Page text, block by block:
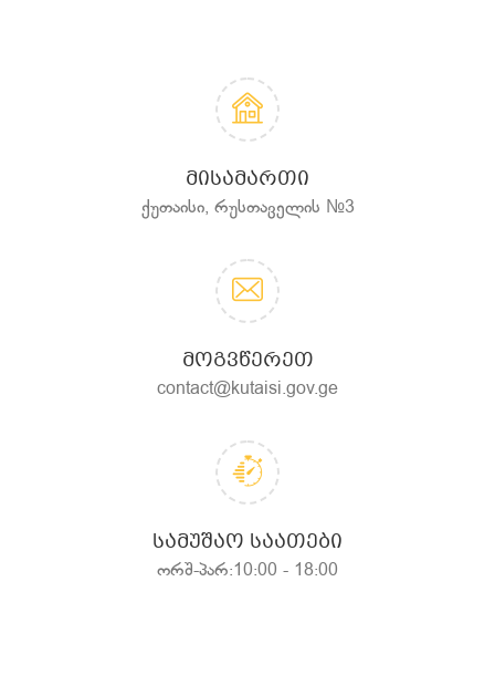
ᲛᲘᲡᲐᲛᲐᲠᲗᲘ
ქუთაისი, რუსთაველის №3
ᲛᲝᲒᲕᲬᲔᲠᲔᲗ
contact@kutaisi.gov.ge
ᲡᲐᲛᲣᲨᲐᲝ ᲡᲐᲐᲗᲔᲑᲘ
ორშ-პარ:10:00 - 18:00